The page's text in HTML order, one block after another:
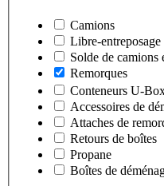
Camions
Libre-entreposage
Solde de camions
Remorques
Conteneurs U-
Accessoires de
Attaches de
Retours de boîtes
Propane
Boîtes de